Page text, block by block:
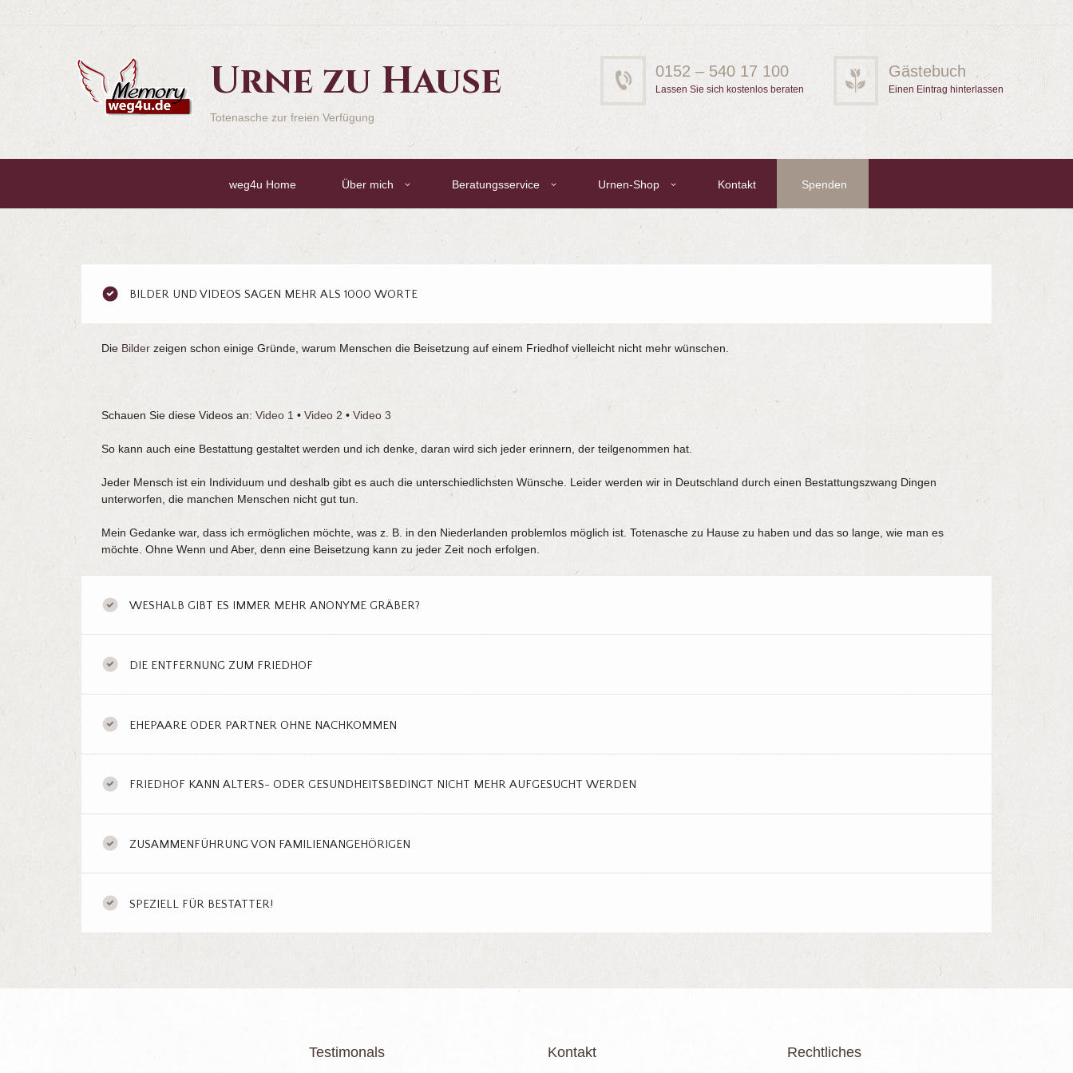
Urne zu Hause
Totenasche zur freien Verfügung
0152 – 540 17 100
Lassen Sie sich kostenlos beraten
Gästebuch
Einen Eintrag hinterlassen
weg4u Home Über mich Beratungsservice Urnen-Shop Kontakt Spenden
BILDER UND VIDEOS SAGEN MEHR ALS 1000 WORTE
Die Bilder zeigen schon einige Gründe, warum Menschen die Beisetzung auf einem Friedhof vielleicht nicht mehr wünschen.
Schauen Sie diese Videos an:Video 1 •Video 2 •Video 3
So kann auch eine Bestattung gestaltet werden und ich denke, daran wird sich jeder erinnern, der teilgenommen hat.
Jeder Mensch ist ein Individuum und deshalb gibt es auch die unterschiedlichsten Wünsche. Leider werden wir in Deutschland durch einen Bestattungszwang Dingen
unterworfen, die manchen Menschen nicht gut tun.
Mein Gedanke war, dass ich ermöglichen möchte, was z. B. in den Niederlanden problemlos möglich ist. Totenasche zu Hause zu haben und das so lange, wie man es
möchte. Ohne Wenn und Aber, denn eine Beisetzung kann zu jeder Zeit noch erfolgen.
WESHALB GIBT ES IMMER MEHR ANONYME GRÄBER?
DIE ENTFERNUNG ZUM FRIEDHOF
EHEPAARE ODER PARTNER OHNE NACHKOMMEN
FRIEDHOF KANN ALTERS- ODER GESUNDHEITSBEDINGT NICHT MEHR AUFGESUCHT WERDEN
ZUSAMMENFÜHRUNG VON FAMILIENANGEHÖRIGEN
SPEZIELL FÜR BESTATTER!
Testimonals Kontakt Rechtliches